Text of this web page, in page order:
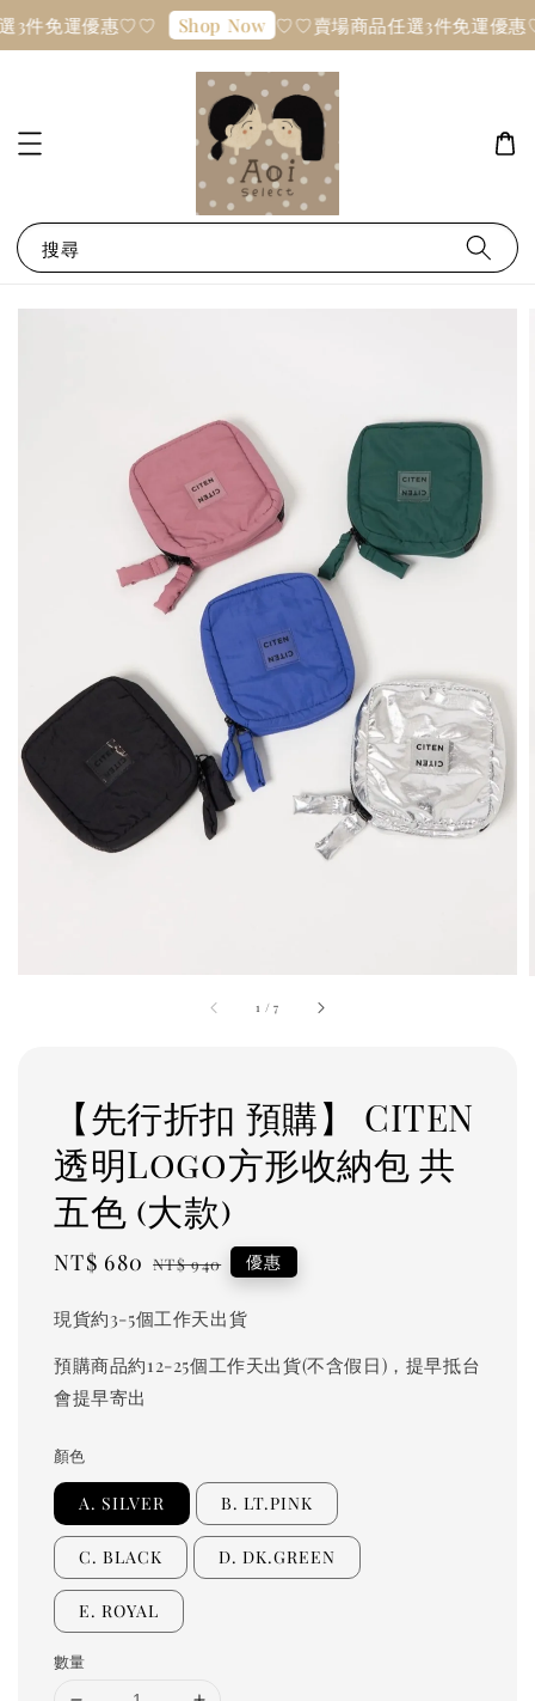
3件免運優惠♡♡ Shop Now ♡♡賣場商品任選3件免運優
搜尋
1 /7
【先行折扣 預購】 CITEN
透明Logo方形收納包 共
五色 (大款)
Sale
NT$ 680 Regular
NT$ 940 優惠
現貨約3-5個工作天出貨
預購商品約12-25個工作天出貨(不含假日)，提早抵台
會提早寄出
顏色
A. SILVER B. LT.PINK
C. BLACK D. DK.GREEN
E. ROYAL
數量